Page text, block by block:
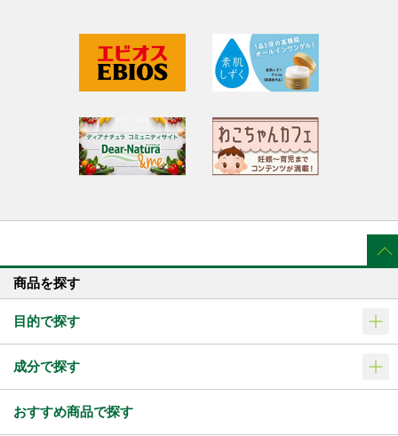
商品を探す
目的で探す
成分で探す
おすすめ商品で探す